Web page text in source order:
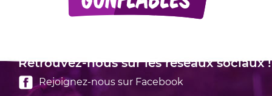
Retrouvez-nous sur les réseaux sociaux !
Rejoignez-nous sur Facebook